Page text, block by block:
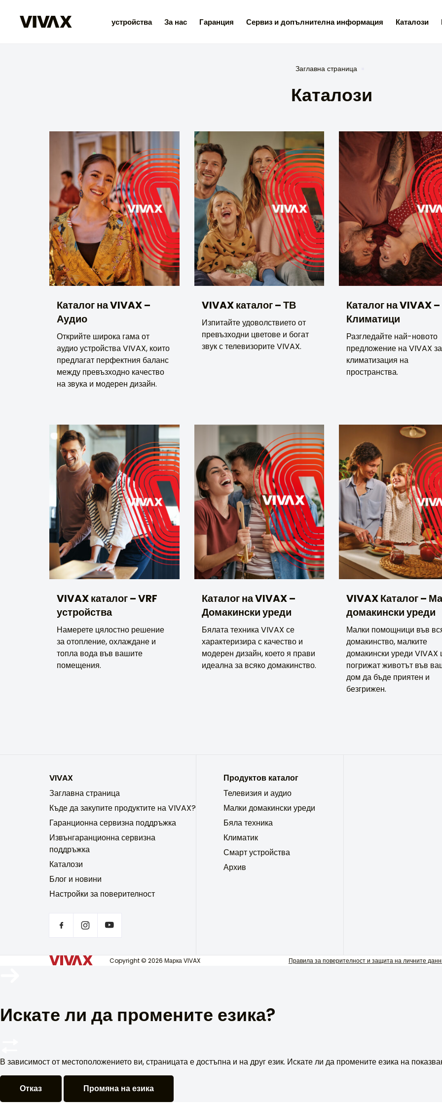
устройства За нас Гаранция Сервиз и допълнителна информация Каталози
Заглавна страница
Каталози
Каталог на VIVAX –
Аудио
Открийте широка гама от
аудио устройства VIVAX, които
предлагат перфектния баланс
между превъзходно качество
на звука и модерен дизайн.
VIVAX каталог – ТВ
Изпитайте удоволствието от
превъзходни цветове и богат
звук с телевизорите VIVAX.
Каталог на VIVAX –
Климатици
Разгледайте най-новото
предложение на VIVAX за
климатизация на
пространства.
VIVAX каталог – VRF
устройства
Намерете цялостно решение
за отопление, охлаждане и
топла вода във вашите
помещения.
Каталог на VIVAX –
Домакински уреди
Бялата техника VIVAX се
характеризира с качество и
модерен дизайн, което я прави
идеална за всяко домакинство.
VIVAX Каталог –
домакински уреди
Малки помощници във
домакинство, малките
домакински уреди VIVAX
погрижат животът във
дом да бъде приятен и
безгрижен.
VIVAX
Заглавна страница
Къде да закупите продуктите на VIVAX?
Гаранционна сервизна поддръжка
Извънгаранционна сервизна
поддръжка
Каталози
Блог и новини
Настройки за поверителност
Продуктов каталог
Телевизия и аудио
Малки домакински уреди
Бяла техника
Климатик
Смарт устройства
Архив
Copyright © 2026 Марка VIVAX Правила за поверителност и защита на личните
Искате ли да промените езика?
В зависимост от местоположението ви, страницата е достъпна и на друг език. Искате ли да промените езика на
Отказ Промяна на езика